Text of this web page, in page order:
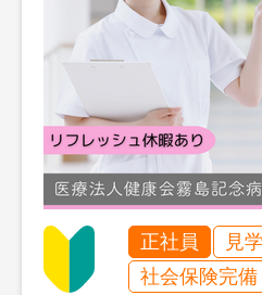
正社員 見
社会保険完備